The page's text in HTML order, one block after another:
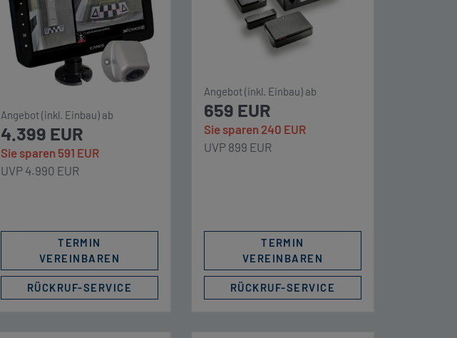
Echtzeitkameras, jeweils mit
einem Blickwinkel von 190°,
ermöglicht Ihnen den
perfekten Rundumblick. Zum
Beispiel beim Einparken: Dank
der Vogelperspektive haben
Sie selbst
Straßenmarkierungen und […]
Angebot (inkl. Einbau) ab
4.399 EUR
Sie sparen 591 EUR
UVP 4.990 EUR
TERMIN
VEREINBAREN
RÜCKRUF-SERVICE
und damit verbundener
Gewalteinwirkung schützt,
sondern auch Sicherheit
Attacken bietet. Schutz gegen
Einbrüche und Gasüberfälle
bzw. Gaslecks bieten […]
Angebot (inkl. Einbau) ab
659 EUR
Sie sparen 240 EUR
UVP 899 EUR
TERMIN
VEREINBAREN
RÜCKRUF-SERVICE